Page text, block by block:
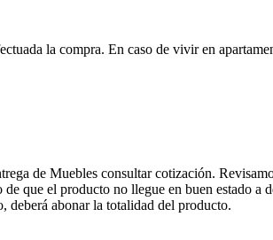
la compra. En caso de vivir en
de Muebles consultar cotización.
que el producto no llegue en buen estado a
deberá abonar la totalidad del producto.